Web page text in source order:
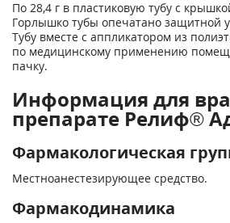
По 28,4 г в пластиковую тубу с
Горлышко тубы опечатано защитной
Тубу вместе с аппликатором из
по медицинскому применению
пачку.
Информация для
препарате Релиф®
Фармакологическая
Местноанестезирующее средство.
Фармакодинамика